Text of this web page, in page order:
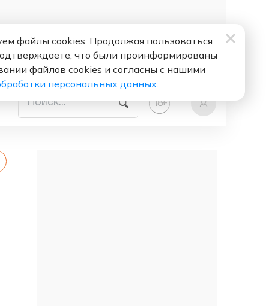
18+
файлы cookies. Продолжая пользоваться
что были проинформированы
файлов cookies и согласны с нашими
персональных данных.